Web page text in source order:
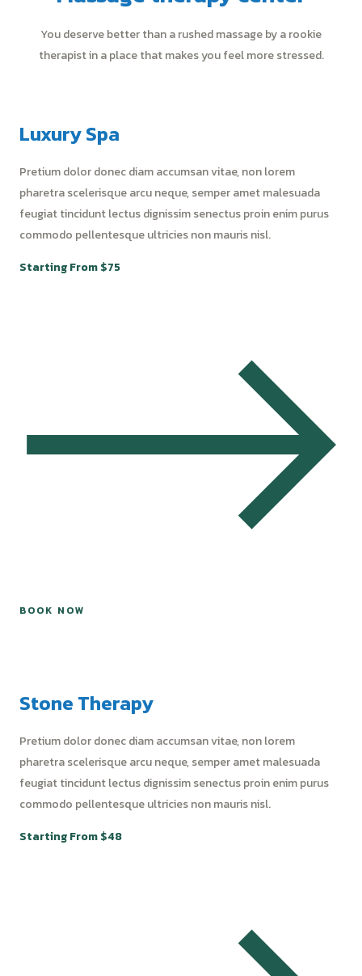
You deserve better than a rushed massage by a rookie
therapist in a place that makes you feel more stressed.
Luxury Spa
Pretium dolor donec diam accumsan vitae, non lorem
pharetra scelerisque arcu neque, semper amet malesuada
feugiat tincidunt lectus dignissim senectus proin enim purus
commodo pellentesque ultricies non mauris nisl.
Starting From $75
BOOK NOW
Stone Therapy
Pretium dolor donec diam accumsan vitae, non lorem
pharetra scelerisque arcu neque, semper amet malesuada
feugiat tincidunt lectus dignissim senectus proin enim purus
commodo pellentesque ultricies non mauris nisl.
Starting From $48